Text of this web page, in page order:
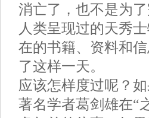
消亡了，也不是为
人类呈现过的天秀
在的书籍、资料和
了这样一天。
应该怎样度过呢？
著名学者葛剑雄在“